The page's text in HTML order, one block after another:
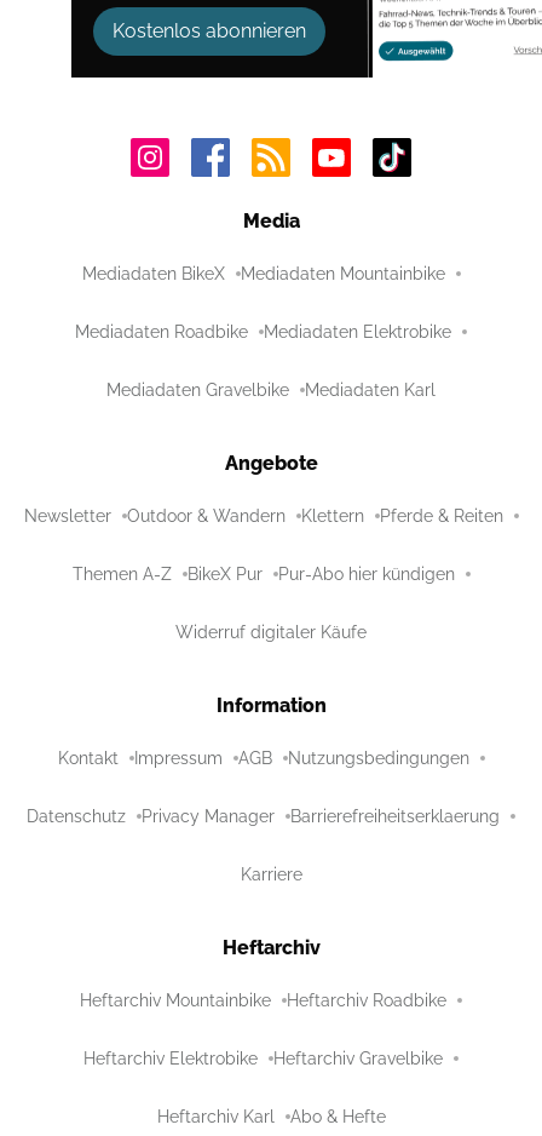
Kostenlos abonnieren
Media
Mediadaten BikeX Mediadaten Mountainbike
Mediadaten Roadbike Mediadaten Elektrobike
Mediadaten Gravelbike Mediadaten Karl
Angebote
Newsletter Outdoor & Wandern Klettern Pferde & Reiten
Themen A-Z BikeX Pur Pur-Abo hier kündigen
Widerruf digitaler Käufe
Information
Kontakt Impressum AGB Nutzungsbedingungen
Datenschutz Privacy Manager Barrierefreiheitserklaerung
Karriere
Heftarchiv
Heftarchiv Mountainbike Heftarchiv Roadbike
Heftarchiv Elektrobike Heftarchiv Gravelbike
Heftarchiv Karl Abo & Hefte